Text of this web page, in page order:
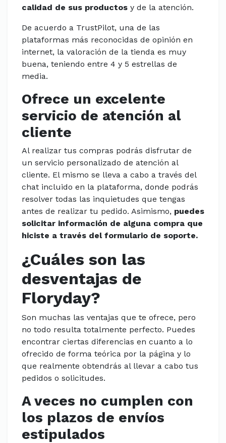
calidad de sus productos y de la atención.
De acuerdo a TrustPilot, una de las
plataformas más reconocidas de opinión en
internet, la valoración de la tienda es muy
buena, teniendo entre 4 y 5 estrellas de
media.
Ofrece un excelente
servicio de atención al
cliente
Al realizar tus compras podrás disfrutar de
un servicio personalizado de atención al
cliente. El mismo se lleva a cabo a través del
chat incluido en la plataforma, donde podrás
resolver todas las inquietudes que tengas
antes de realizar tu pedido. Asimismo, puedes
solicitar información de alguna compra que
hiciste a través del formulario de soporte.
¿Cuáles son las
desventajas de
Floryday?
Son muchas las ventajas que te ofrece, pero
no todo resulta totalmente perfecto. Puedes
encontrar ciertas diferencias en cuanto a lo
ofrecido de forma teórica por la página y lo
que realmente obtendrás al llevar a cabo tus
pedidos o solicitudes.
A veces no cumplen con
los plazos de envíos
estipulados